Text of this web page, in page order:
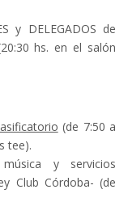
y DELEGADOS de
hs. en el salón
(de 7:50 a
tee).
y servicios
Club Córdoba- (de